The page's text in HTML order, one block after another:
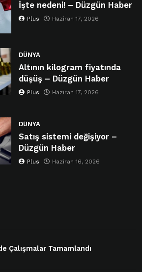
İşte nedeni! – Düzgün Haber
Plus Haziran 17, 2026
DÜNYA
Altının kilogram fiyatında
düşüş – Düzgün Haber
Plus Haziran 17, 2026
DÜNYA
Satış sistemi değişiyor –
Düzgün Haber
Plus Haziran 16, 2026
Çalışmalar Tamamlandı